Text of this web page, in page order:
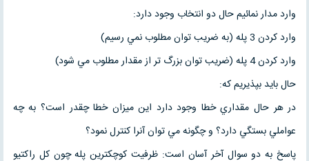
وارد مدار نمائيم حال دو انتخاب وجود دارد:
وارد كردن 3 پله (به ضريب توان مطلوب نمي رسيم)
وارد كردن 4 پله (ضريب توان بزرگ تر از مقدار مطلوب مي شود)
حال بايد بپذيريم كه:
در هر حال مقداري خطا وجود دارد اين ميزان خطا چقدر است؟ به چه
عواملي بستگي دارد؟ و چگونه مي توان آنرا كنترل نمود؟
پاسخ به دو سوال آخر آسان است: ظرفيت كوچكترين پله چون كل راكتيو